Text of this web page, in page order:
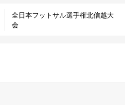
全日本フットサル選手権北信越大
会